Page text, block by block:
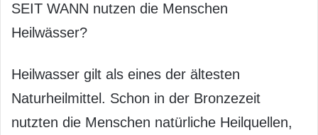
SEIT WANN nutzen die Menschen
Heilwässer?
Heilwasser gilt als eines der ältesten
Naturheilmittel. Schon in der Bronzezeit
nutzten die Menschen natürliche Heilquellen,